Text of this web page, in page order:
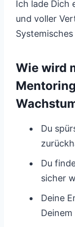
Ich lade Dich
und voller
Wie wird
Du
Du
sicher
Deine